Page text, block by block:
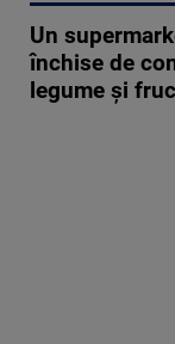
Un
închise de
legume şi